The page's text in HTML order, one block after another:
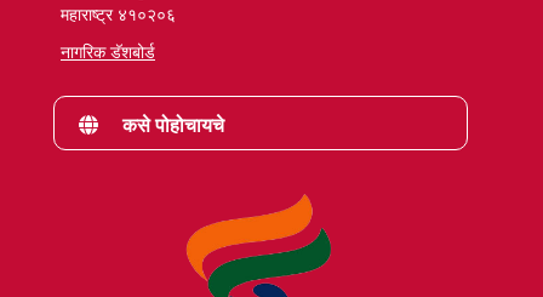
महाराष्ट्र ४१०२०६
नागरिक डॅशबोर्ड
कसे पोहोचायचे